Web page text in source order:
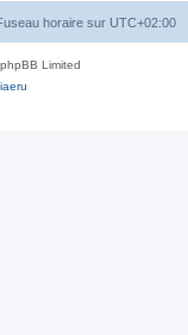
horaire sur UTC+02:00
Limited